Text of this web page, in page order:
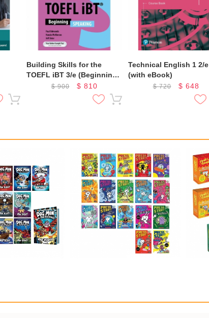
Building Skills for the
TOEFL iBT 3/e (Beginning)
(Speaking)
$900 $ 810
Technical English 1 2/e
(with eBook)
$720 $ 648